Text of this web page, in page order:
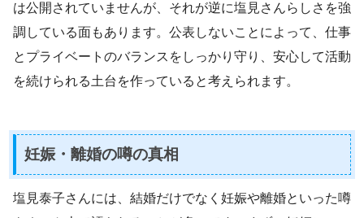
は公開されていませんが、それが逆に塩見さんらしさを強
調している面もあります。公表しないことによって、仕事
とプライベートのバランスをしっかり守り、安心して活動
を続けられる土台を作っていると考えられます。
妊娠・離婚の噂の真相
塩見泰子さんには、結婚だけでなく妊娠や離婚といった噂